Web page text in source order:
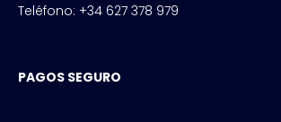
Teléfono: +34 627 378 979
PAGOS SEGURO